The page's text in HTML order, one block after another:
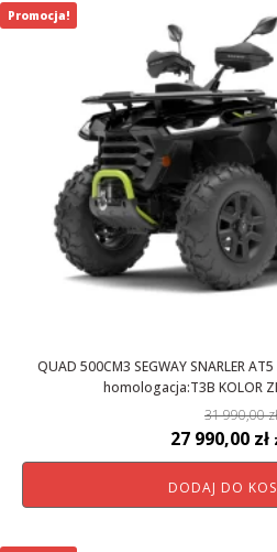
QUAD 500CM3 SEGWAY SNARLER
homologacja:T3B KOLOR
31 990,00zł
Pierwotna
cena
wynosiła:
27 990,00 zł
DODAJ DO
Promocja!